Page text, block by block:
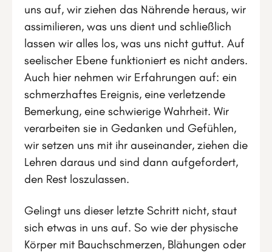
uns auf, wir ziehen das Nährende heraus, wir
assimilieren, was uns dient und schließlich
lassen wir alles los, was uns nicht guttut. Auf
seelischer Ebene funktioniert es nicht anders.
Auch hier nehmen wir Erfahrungen auf: ein
schmerzhaftes Ereignis, eine verletzende
Bemerkung, eine schwierige Wahrheit. Wir
verarbeiten sie in Gedanken und Gefühlen,
wir setzen uns mit ihr auseinander, ziehen die
Lehren daraus und sind dann aufgefordert,
den Rest loszulassen.
Gelingt uns dieser letzte Schritt nicht, staut
sich etwas in uns auf. So wie der physische
Körper mit Bauchschmerzen, Blähungen oder